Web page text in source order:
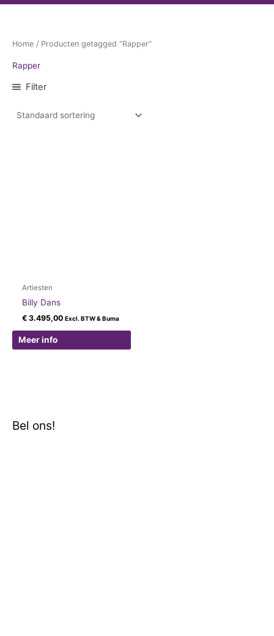
Home / Producten getagged “Rapper”
Rapper
Filter
Artiesten
Billy Dans
€ 3.495,00 Excl. BTW & Buma
Meer info
Bel ons!